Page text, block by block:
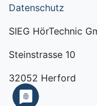
Datenschutz
SIEG HörTechnic
Steinstrasse 10
32052 Herford